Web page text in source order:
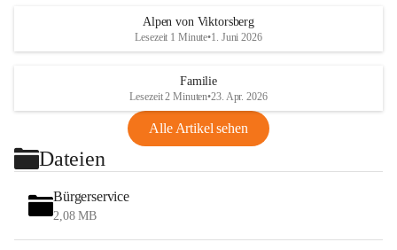
Alpen von Viktorsberg
Lesezeit 1 Minute•1. Juni 2026
Familie
Lesezeit 2 Minuten•23. Apr. 2026
Alle Artikel sehen
Dateien
Bürgerservice
2,08 MB